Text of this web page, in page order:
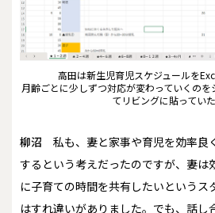
高田は新生児育児スケジュールを
月齢ごとに少しずつ対応が変わっていくの
てリビングに貼ってい
柳沼
私も、妻と家事や育児を効率良
するという考えだったのですが、妻は
に子育ての時間を共有したいというス
はすれ違いがありました。でも、話し